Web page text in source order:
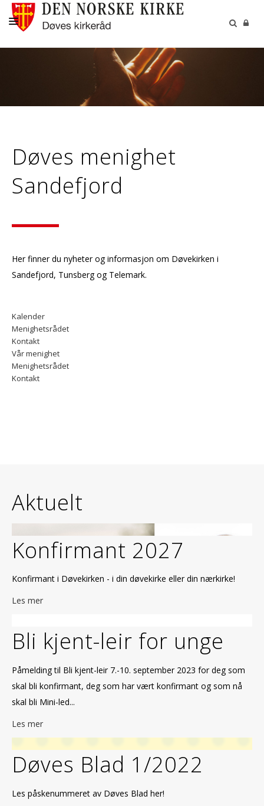
HVA SKJER I KIRKEN?
KONTAKT
Døves menighet
Sandefjord
Her finner du nyheter og informasjon om Døvekirken i
Sandefjord, Tunsberg og Telemark.
Kalender
Menighetsrådet
Kontakt
Vår menighet
Menighetsrådet
Kontakt
Aktuelt
Konfirmant 2027
Konfirmant i Døvekirken - i din døvekirke eller din nærkirke!
Les mer
Bli kjent-leir for unge
Påmelding til Bli kjent-leir 7.-10. september 2023 for deg som
skal bli konfirmant, deg som har vært konfirmant og som nå
skal bli Mini-led...
Les mer
Døves Blad 1/2022
Les påskenummeret av Døves Blad her!